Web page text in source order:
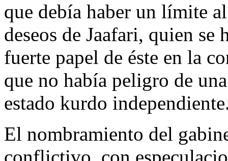
que debía haber un límite
deseos de Jaafari, quien se
fuerte papel de éste en la
que no había peligro de
estado kurdo
El nombramiento del